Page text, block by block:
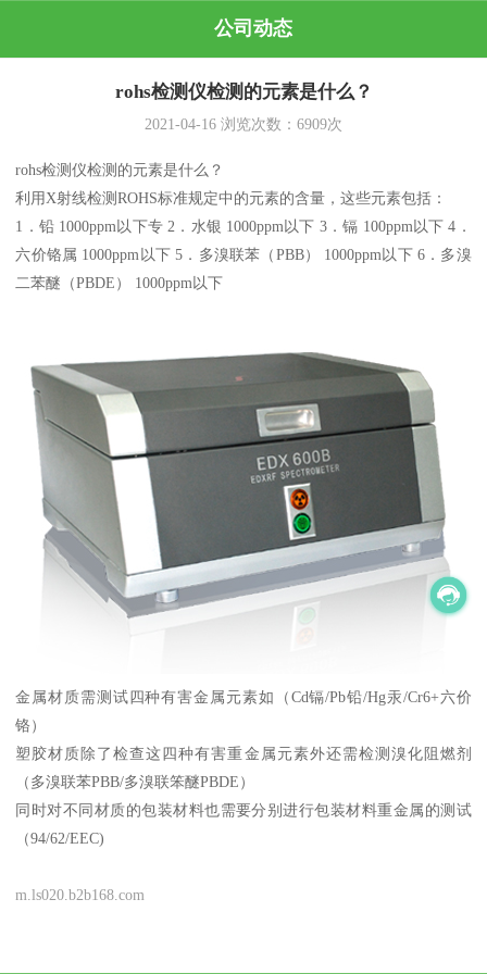
公司动态
rohs检测仪检测的元素是什么？
2021-04-16 浏览次数： 6909次
rohs检测仪检测的元素是什么？
利用X射线检测ROHS标准规定中的元素的含量，这些元素包括：
1．铅 1000ppm以下专 2．水银 1000ppm以下 3．镉 100ppm以下 4．
六价铬属 1000ppm以下 5．多溴联苯（PBB） 1000ppm以下 6．多溴
二苯醚（PBDE） 1000ppm以下
金属材质需测试四种有害金属元素如（Cd镉/Pb铅/Hg汞/Cr6+六价
铬）
塑胶材质除了检查这四种有害重金属元素外还需检测溴化阻燃剂
（多溴联苯PBB/多溴联笨醚PBDE）
同时对不同材质的包装材料也需要分别进行包装材料重金属的测试
（94/62/EEC)
m.ls020.b2b168.com